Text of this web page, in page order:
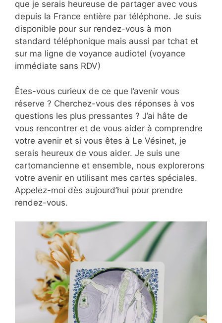
que je serais heureuse de partager avec vous
depuis la France entière par téléphone. Je suis
disponible pour sur rendez-vous à mon
standard téléphonique mais aussi par tchat et
sur ma ligne de voyance audiotel (voyance
immédiate sans RDV)
Êtes-vous curieux de ce que l’avenir vous
réserve ? Cherchez-vous des réponses à vos
questions les plus pressantes ? J’ai hâte de
vous rencontrer et de vous aider à comprendre
votre avenir et si vous êtes à Le Vésinet, je
serais heureux de vous aider. Je suis une
cartomancienne et ensemble, nous explorerons
votre avenir en utilisant mes cartes spéciales.
Appelez-moi dès aujourd’hui pour prendre
rendez-vous.